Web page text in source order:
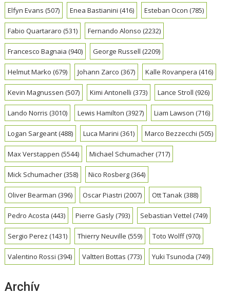
Elfyn Evans (507) Enea Bastianini (416) Esteban Ocon (785)
Fabio Quartararo (531) Fernando Alonso (2232)
Francesco Bagnaia (940) George Russell (2209)
Helmut Marko (679) Johann Zarco (367) Kalle Rovanpera (416)
Kevin Magnussen (507) Kimi Antonelli (373) Lance Stroll (926)
Lando Norris (3010) Lewis Hamilton (3927) Liam Lawson (716)
Logan Sargeant(488) Luca Marini (361) Marco Bezzecchi (505)
Max Verstappen (5544) Michael Schumacher(717)
Mick Schumacher(358) Nico Rosberg(364)
Oliver Bearman (396) Oscar Piastri (2007) Ott Tanak(388)
Pedro Acosta (443) Pierre Gasly(793) Sebastian Vettel (749)
Sergio Perez (1431) Thierry Neuville (559) Toto Wolff(970)
Valentino Rossi (394) Valtteri Bottas (773) Yuki Tsunoda (749)
Archív